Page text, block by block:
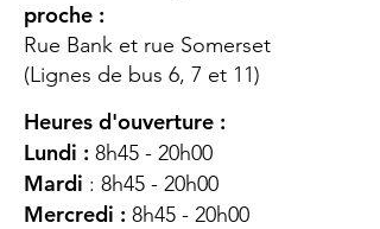
proche :
Rue Bank et rue Somerset
(Lignes de bus 6, 7 et 11)
Heures d'ouverture :
Lundi : 8h45 - 20h00
Mardi : 8h45 - 20h00
Mercredi : 8h45 - 20h00